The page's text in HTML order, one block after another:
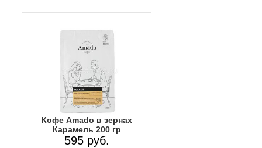
Кофе Amado в зернах
Карамель 200 гр
595 руб.